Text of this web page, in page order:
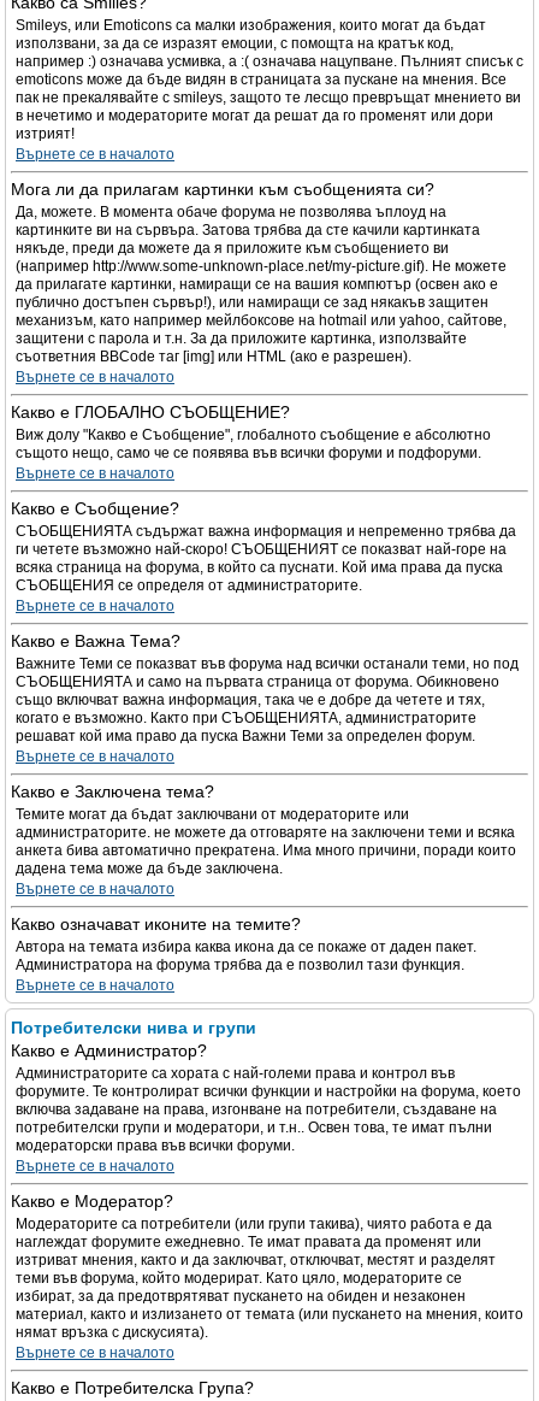
Smileys, или Emoticons са малки изображения, които могат да бъдат
използвани, за да се изразят емоции, с помощта на кратък код,
например :) означава усмивка, а :( означава нацупване. Пълният списък с
emoticons може да бъде видян в страницата за пускане на мнения. Все
пак не прекалявайте с smileys, защото те лесщо превръщат мнението ви
в нечетимо и модераторите могат да решат да го променят или дори
изтрият!
Върнете се в началото
Мога ли да прилагам картинки към съобщенията си?
Да, можете. В момента обаче форума не позволява ъплоуд на
картинките ви на сървъра. Затова трябва да сте качили картинката
някъде, преди да можете да я приложите към съобщението ви
(например http://www.some-unknown-place.net/my-picture.gif). Не можете
да прилагате картинки, намиращи се на вашия компютър (освен ако е
публично достъпен сървър!), или намиращи се зад някакъв защитен
механизъм, като например мейлбоксове на hotmail или yahoo, сайтове,
защитени с парола и т.н. За да приложите картинка, използвайте
съответния BBCode таг [img] или HTML (ако е разрешен).
Върнете се в началото
Какво е ГЛОБАЛНО СЪОБЩЕНИЕ?
Виж долу "Какво е Съобщение", глобалното съобщение е абсолютно
същото нещо, само че се появява във всички форуми и подфоруми.
Върнете се в началото
Какво е Съобщение?
СЪОБЩЕНИЯТА съдържат важна информация и непременно трябва да
ги четете възможно най-скоро! СЪОБЩЕНИЯТ се показват най-горе на
всяка страница на форума, в който са пуснати. Кой има права да пуска
СЪОБЩЕНИЯ се определя от администраторите.
Върнете се в началото
Какво е Важна Тема?
Важните Теми се показват във форума над всички останали теми, но под
СЪОБЩЕНИЯТА и само на първата страница от форума. Обикновено
също включват важна информация, така че е добре да четете и тях,
когато е възможно. Както при СЪОБЩЕНИЯТА, администраторите
решават кой има право да пуска Важни Теми за определен форум.
Върнете се в началото
Какво е Заключена тема?
Темите могат да бъдат заключвани от модераторите или
администраторите. не можете да отговаряте на заключени теми и всяка
анкета бива автоматично прекратена. Има много причини, поради които
дадена тема може да бъде заключена.
Върнете се в началото
Какво означават иконите на темите?
Автора на темата избира каква икона да се покаже от даден пакет.
Администратора на форума трябва да е позволил тази функция.
Върнете се в началото
Потребителски нива и групи
Какво е Администратор?
Администраторите са хората с най-големи права и контрол във
форумите. Те контролират всички функции и настройки на форума, което
включва задаване на права, изгонване на потребители, създаване на
потребителски групи и модератори, и т.н.. Освен това, те имат пълни
модераторски права във всички форуми.
Върнете се в началото
Какво е Модератор?
Модераторите са потребители (или групи такива), чиято работа е да
наглеждат форумите ежедневно. Те имат правата да променят или
изтриват мнения, както и да заключват, отключват, местят и разделят
теми във форума, който модерират. Като цяло, модераторите се
избират, за да предотврятяват пускането на обиден и незаконен
материал, както и излизането от темата (или пускането на мнения, които
нямат връзка с дискусията).
Върнете се в началото
Какво е Потребителска Група?